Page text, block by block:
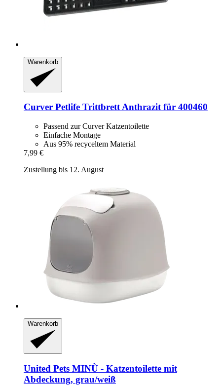
Warenkorb
Curver Petlife Trittbrett Anthrazit für 400460
Passend zur Curver Katzentoilette
Einfache Montage
Aus 95% recyceltem Material
7,99 €
Zustellung bis 12. August
Warenkorb
United Pets MINÙ -​ Katzentoilette mit
Abdeckung, grau/weiß